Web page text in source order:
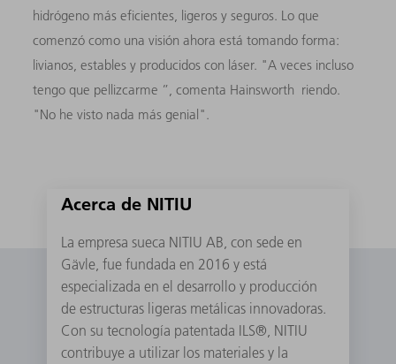
hidrógeno más eficientes, ligeros y seguros. Lo que
comenzó como una visión ahora está tomando forma:
livianos, estables y producidos con láser. "A veces incluso
tengo que pellizcarme ”, comenta Hainsworth riendo.
"No he visto nada más genial".
Acerca de NITIU
La empresa sueca NITIU AB, con sede en
Gävle, fue fundada en 2016 y está
especializada en el desarrollo y producción
de estructuras ligeras metálicas innovadoras.
Con su tecnología patentada ILS®, NITIU
contribuye a utilizar los materiales y la